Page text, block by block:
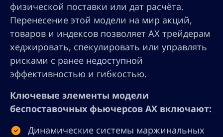
физической поставки или дат расчёта.
Перенесение этой модели на мир акций,
товаров и индексов позволяет AX трейдерам
хеджировать, спекулировать или управлять
рисками с ранее недоступной
эффективностью и гибкостью.
Ключевые элементы модели
беспоставочных фьючерсов AX включают:
Динамические системы маржинальных